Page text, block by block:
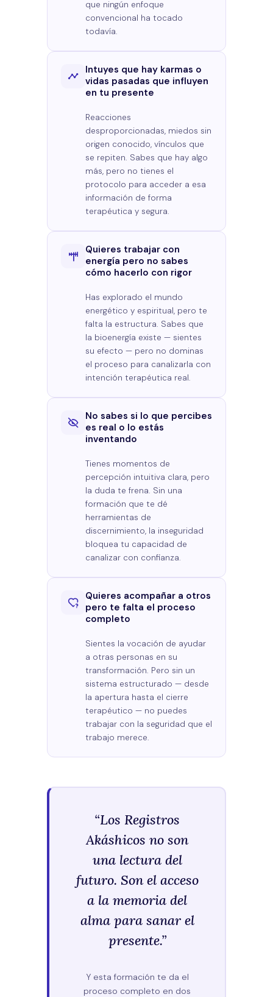
que ningún enfoque
convencional ha tocado
todavía.
Intuyes que hay karmas o
vidas pasadas que influyen
en tu presente
Reacciones
desproporcionadas, miedos sin
origen conocido, vínculos que
se repiten. Sabes que hay algo
más, pero no tienes el
protocolo para acceder a esa
información de forma
terapéutica y segura.
Quieres trabajar con
energía pero no sabes
cómo hacerlo con rigor
Has explorado el mundo
energético y espiritual, pero te
falta la estructura. Sabes que
la bioenergía existe — sientes
su efecto — pero no dominas
el proceso para canalizarla con
intención terapéutica real.
No sabes si lo que percibes
es real o lo estás
inventando
Tienes momentos de
percepción intuitiva clara, pero
la duda te frena. Sin una
formación que te dé
herramientas de
discernimiento, la inseguridad
bloquea tu capacidad de
canalizar con confianza.
Quieres acompañar a otros
pero te falta el proceso
completo
Sientes la vocación de ayudar
a otras personas en su
transformación. Pero sin un
sistema estructurado — desde
la apertura hasta el cierre
terapéutico — no puedes
trabajar con la seguridad que el
trabajo merece.
“Los Registros
Akáshicos no son
una lectura del
futuro. Son el acceso
a la memoria del
alma para sanar el
presente.”
Y esta formación te da el
proceso completo en dos